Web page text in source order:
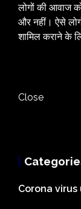
लोगों की आवाज
और नहीं। ऐसे
शामिल कराने के
Close
Corona